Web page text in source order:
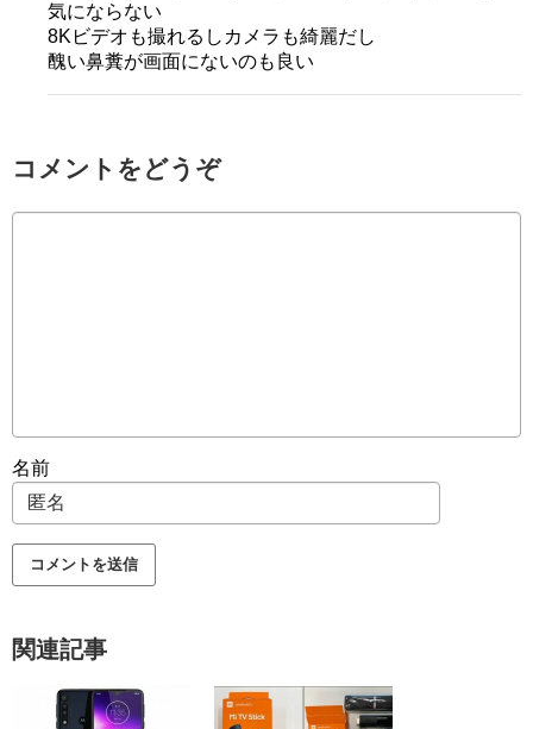
気にならない
8Kビデオも撮れるしカメラも綺麗だし
醜い鼻糞が画面にないのも良い
コメントをどうぞ
名前
関連記事